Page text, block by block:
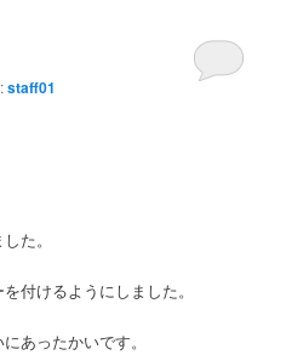
staff01
た。
付けるようにしました。
あったかいです。